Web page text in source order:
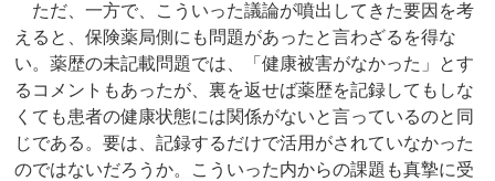
ただ、一方で、こういった議論が噴出してきた要因を考
えると、保険薬局側にも問題があったと言わざるを得な
い。薬歴の未記載問題では、「健康被害がなかった」とす
るコメントもあったが、裏を返せば薬歴を記録してもしな
くても患者の健康状態には関係がないと言っているのと同
じである。要は、記録するだけで活用がされていなかった
のではないだろうか。こういった内からの課題も真摯に受